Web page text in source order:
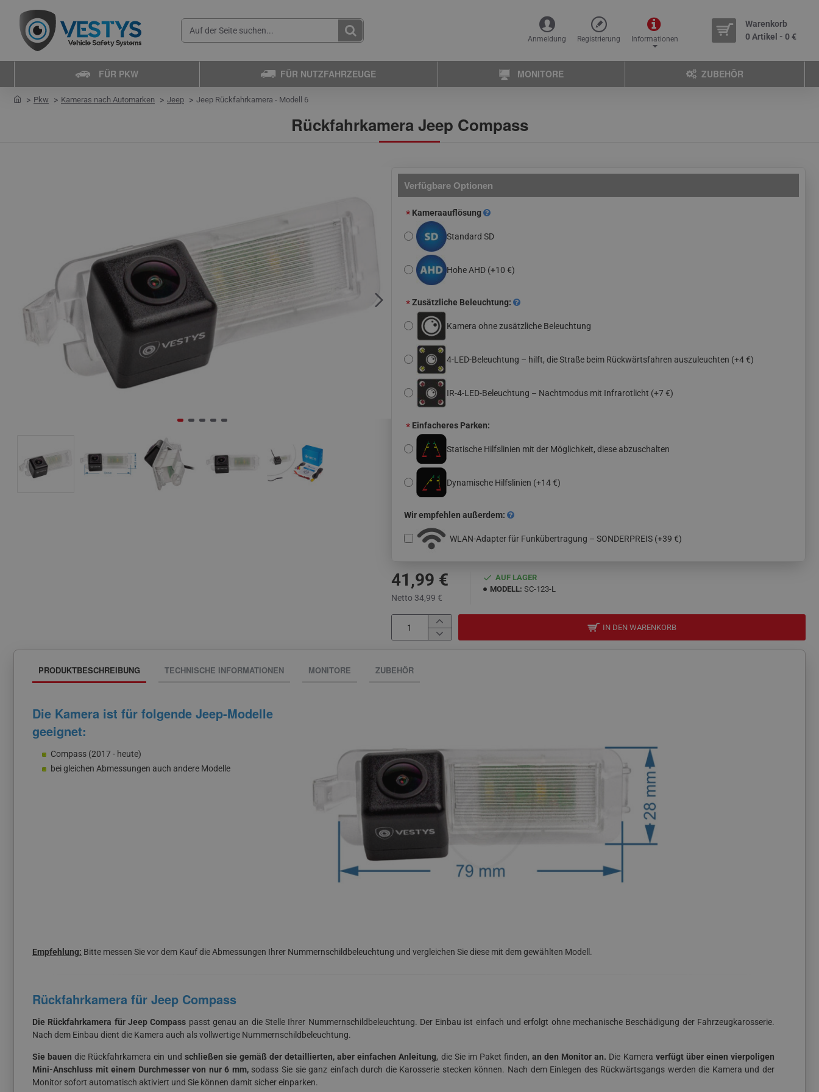
Auf
Seite
Anmeldung Registrierung Informationen
Warenkorb
0 Artikel - 0 €
FÜR PKW FÜR NUTZFAHRZEUGE MONITORE ZUBEHÖR
Rückfahrkamera Jeep Compass
homePkw Kameras nach Automarken Jeep Jeep Rückfahrkamera - Modell 6
41,99 €
Netto 34,99 €
AUF LAGER
MODELL: SC-123-L
Verfügbare Optionen
Kameraauflösung
Standard SD
Hohe AHD (+10 €)
Zusätzliche Beleuchtung:
Kamera ohne zusätzliche Beleuchtung
4-LED-Beleuchtung – hilft, die Straße beim Rückwärtsfahren auszuleuchten (+4 €)
IR-4-LED-Beleuchtung – Nachtmodus mit Infrarotlicht (+7 €)
Einfacheres Parken:
Statische Hilfslinien mit der Möglichkeit, diese abzuschalten
Dynamische Hilfslinien (+14 €)
Wir empfehlen außerdem:
WLAN-Adapter für Funkübertragung – SONDERPREIS (+39 €)
IN DEN WARENKORB
PRODUKTBESCHREIBUNG TECHNISCHE INFORMATIONEN MONITORE ZUBEHÖR
Die Kamera ist für folgende Jeep-Modelle
geeignet:
Compass (2017 - heute)
bei gleichen Abmessungen auch andere Modelle
Empfehlung: Bitte messen Sie vor dem Kauf die Abmessungen Ihrer Nummernschildbeleuchtung und vergleichen Sie diese mit dem gewählten Modell.
Rückfahrkamera für Jeep Compass
Die Rückfahrkamera für Jeep Compass passt genau an die Stelle Ihrer Nummernschildbeleuchtung. Der Einbau ist einfach und erfolgt ohne mechanische Beschädigung der Fahrzeugkarosserie.
Nach dem Einbau dient die Kamera auch als vollwertige Nummernschildbeleuchtung.
Sie bauen die Rückfahrkamera ein und schließen sie gemäß der detaillierten, aber einfachen Anleitung, die Sie im Paket finden,an den Monitor an. Die Kamera verfügt über einen vierpoligen
Mini-Anschluss mit einem Durchmesser von nur 6 mm,sodass Sie sie ganz einfach durch die Karosserie stecken können. Nach dem Einlegen des Rückwärtsgangs werden die Kamera und der
Monitor sofort automatisch aktiviert und Sie können damit sicher einparken.